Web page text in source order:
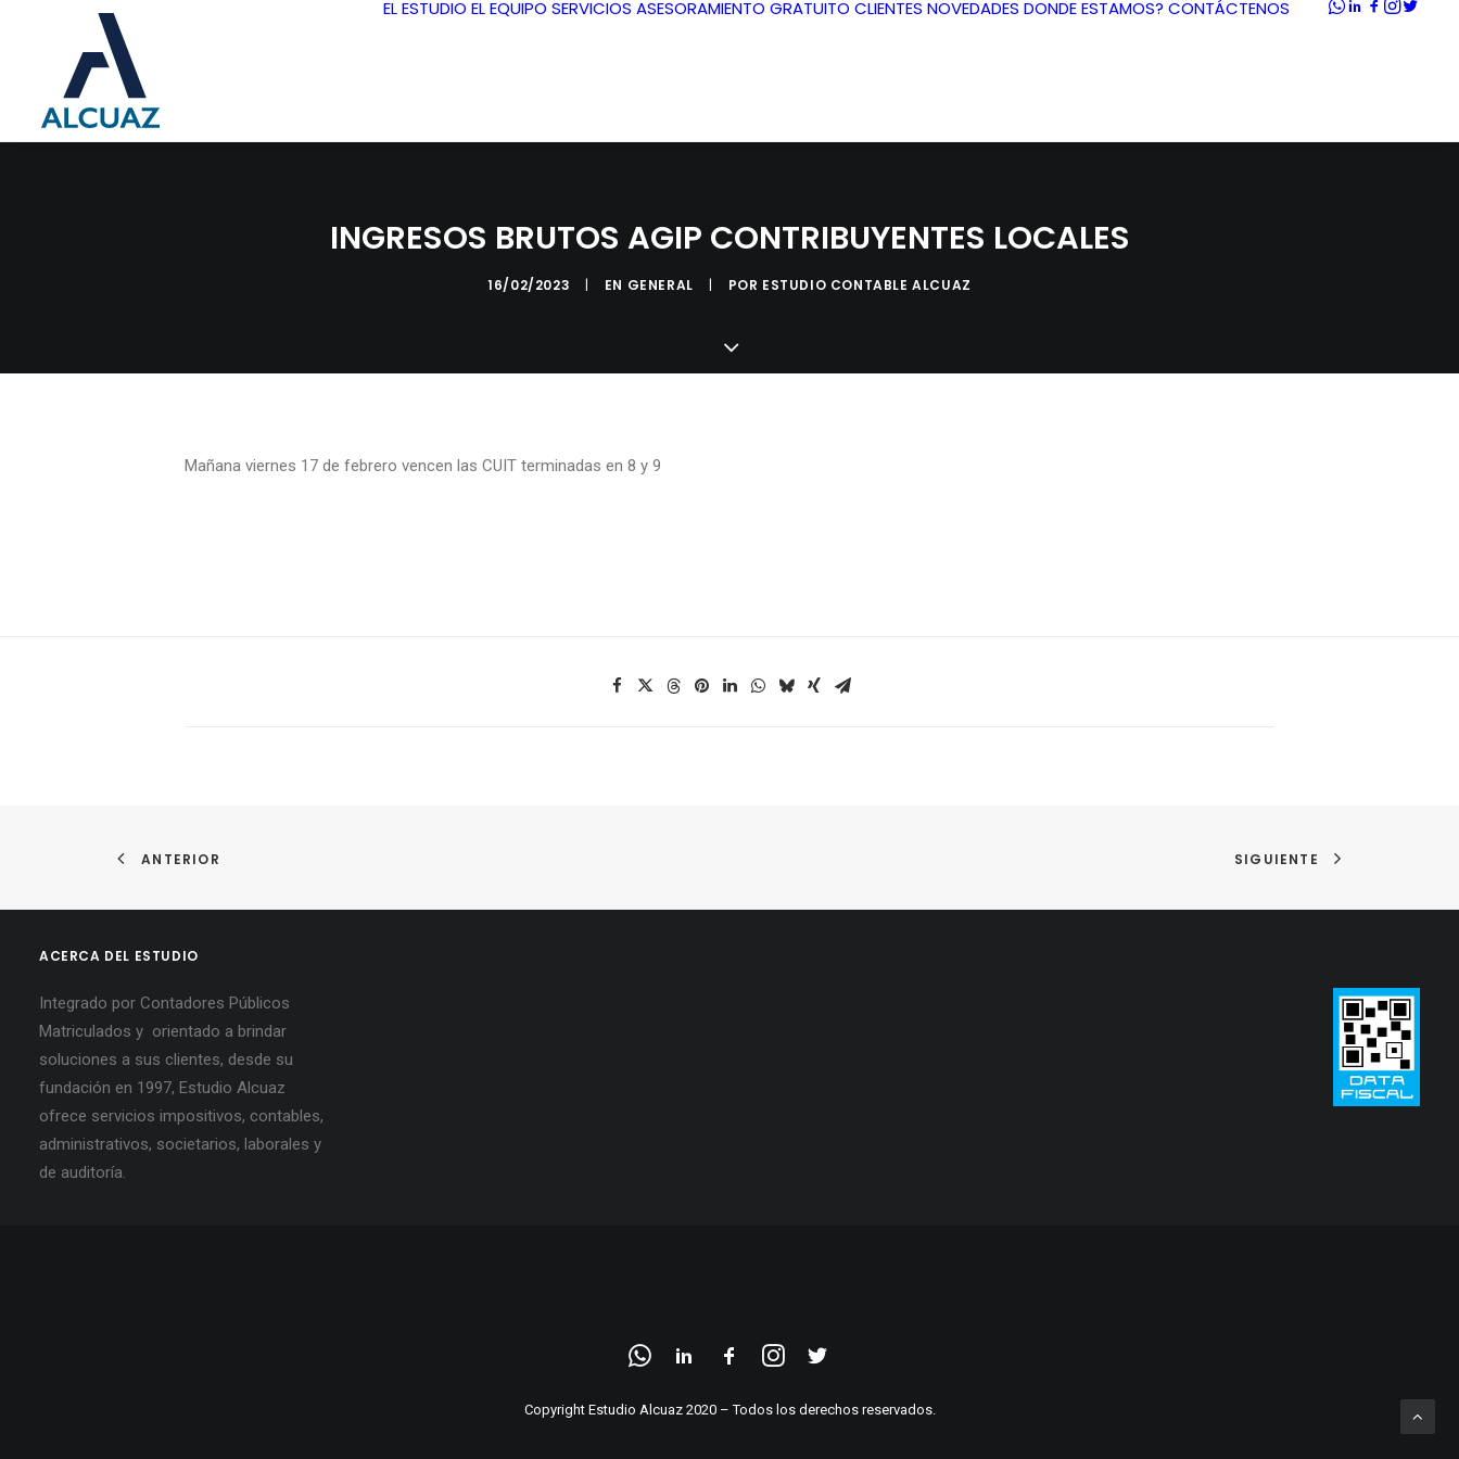
EL ESTUDIO EL EQUIPO SERVICIOS ASESORAMIENTO GRATUITO CLIENTES NOVEDADES DONDE ESTAMOS? CONTÁCTENOS
INGRESOS BRUTOS AGIP CONTRIBUYENTES LOCALES
16/02/2023 | EN GENERAL | POR ESTUDIO CONTABLE ALCUAZ
Mañana viernes 17 de febrero vencen las CUIT terminadas en 8 y 9
ANTERIOR SIGUIENTE
ACERCA DEL ESTUDIO
Integrado por Contadores Públicos
Matriculados y orientado a brindar
soluciones a sus clientes, desde su
fundación en 1997, Estudio Alcuaz
ofrece servicios impositivos, contables,
administrativos, societarios, laborales y
de auditoría.
Copyright Estudio Alcuaz 2020 – Todos los derechos reservados.